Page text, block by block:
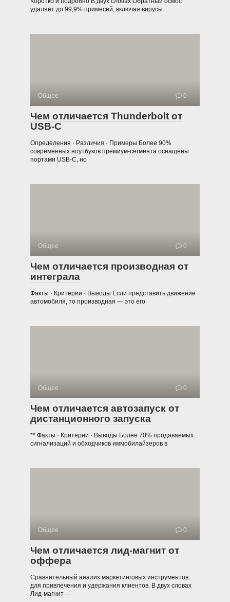
удаляет до 99,9% примесей, включая вирусы
Общее 0
Чем отличается Thunderbolt от
USB-C
Определения · Различия · Примеры Более 90%
современных ноутбуков премиум-сегмента оснащены
портами USB-C, но
Общее 0
Чем отличается производная от
интеграла
Факты · Критерии · Выводы Если представить движение
автомобиля, то производная — это его
Общее 0
Чем отличается автозапуск от
дистанционного запуска
** Факты · Критерии · Выводы Более 70% продаваемых
сигнализаций и обходчиков иммобилайзеров в
Общее 0
Чем отличается лид-магнит от
оффера
Сравнительный анализ маркетинговых инструментов
для привлечения и удержания клиентов. В двух словах
Лид-магнит —